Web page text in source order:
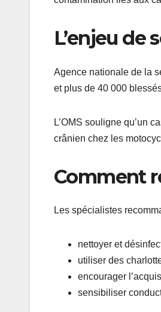
L’enjeu
Agence nationale de la
et plus de 40 000
L’OMS souligne qu’un
crânien chez les
Comment
Les spécialistes
nettoyer et
utiliser des
encourager
sensibiliser